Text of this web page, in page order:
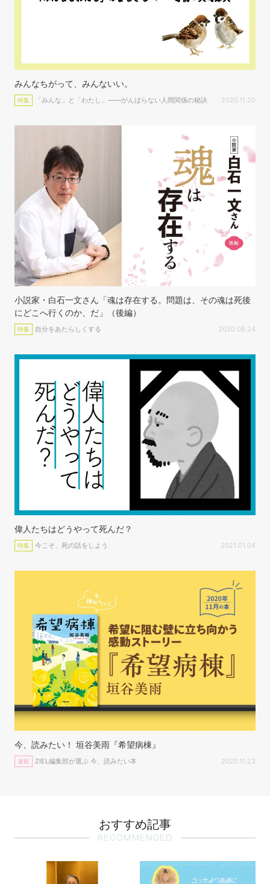
みんなちがって、みんないい。
特集 「みんな」と「わたし」――がんばらない人間関係の秘訣 2020.11.20
小説家・白石一文さん「魂は存在する。問題は、その魂は死後
にどこへ行くのか、だ」（後編）
特集 自分をあたらしくする 2020.08.24
偉人たちはどうやって死んだ？
特集 今こそ、死の話をしよう 2021.01.04
今、読みたい！ 垣谷美雨『希望病棟』
連載 ZIEL編集部が選ぶ 今、読みたい本 2020.11.23
おすすめ記事
RECOMMENDED